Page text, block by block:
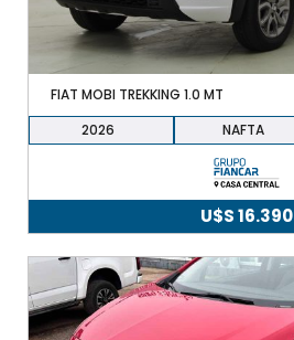
FIAT MOBI TREKKING 1.0 MT
2026
NAFTA
U$S16.390